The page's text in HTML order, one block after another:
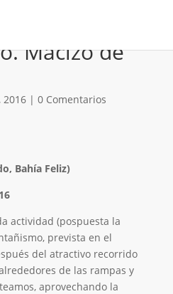
Macizo de
2016| 0 Comentarios
Bahía Feliz)
actividad (pospuesta la
prevista en el
del atractivo recorrido
de las rampas y
aprovechando la